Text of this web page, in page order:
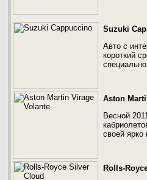
Suzuki
Авто с
короткий
Aston
Весной
своей ярко
Rolls-